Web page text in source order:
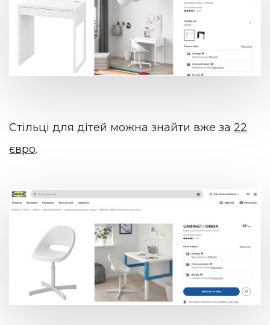
Стільці для дітей можна знайти вже за 22
євро.